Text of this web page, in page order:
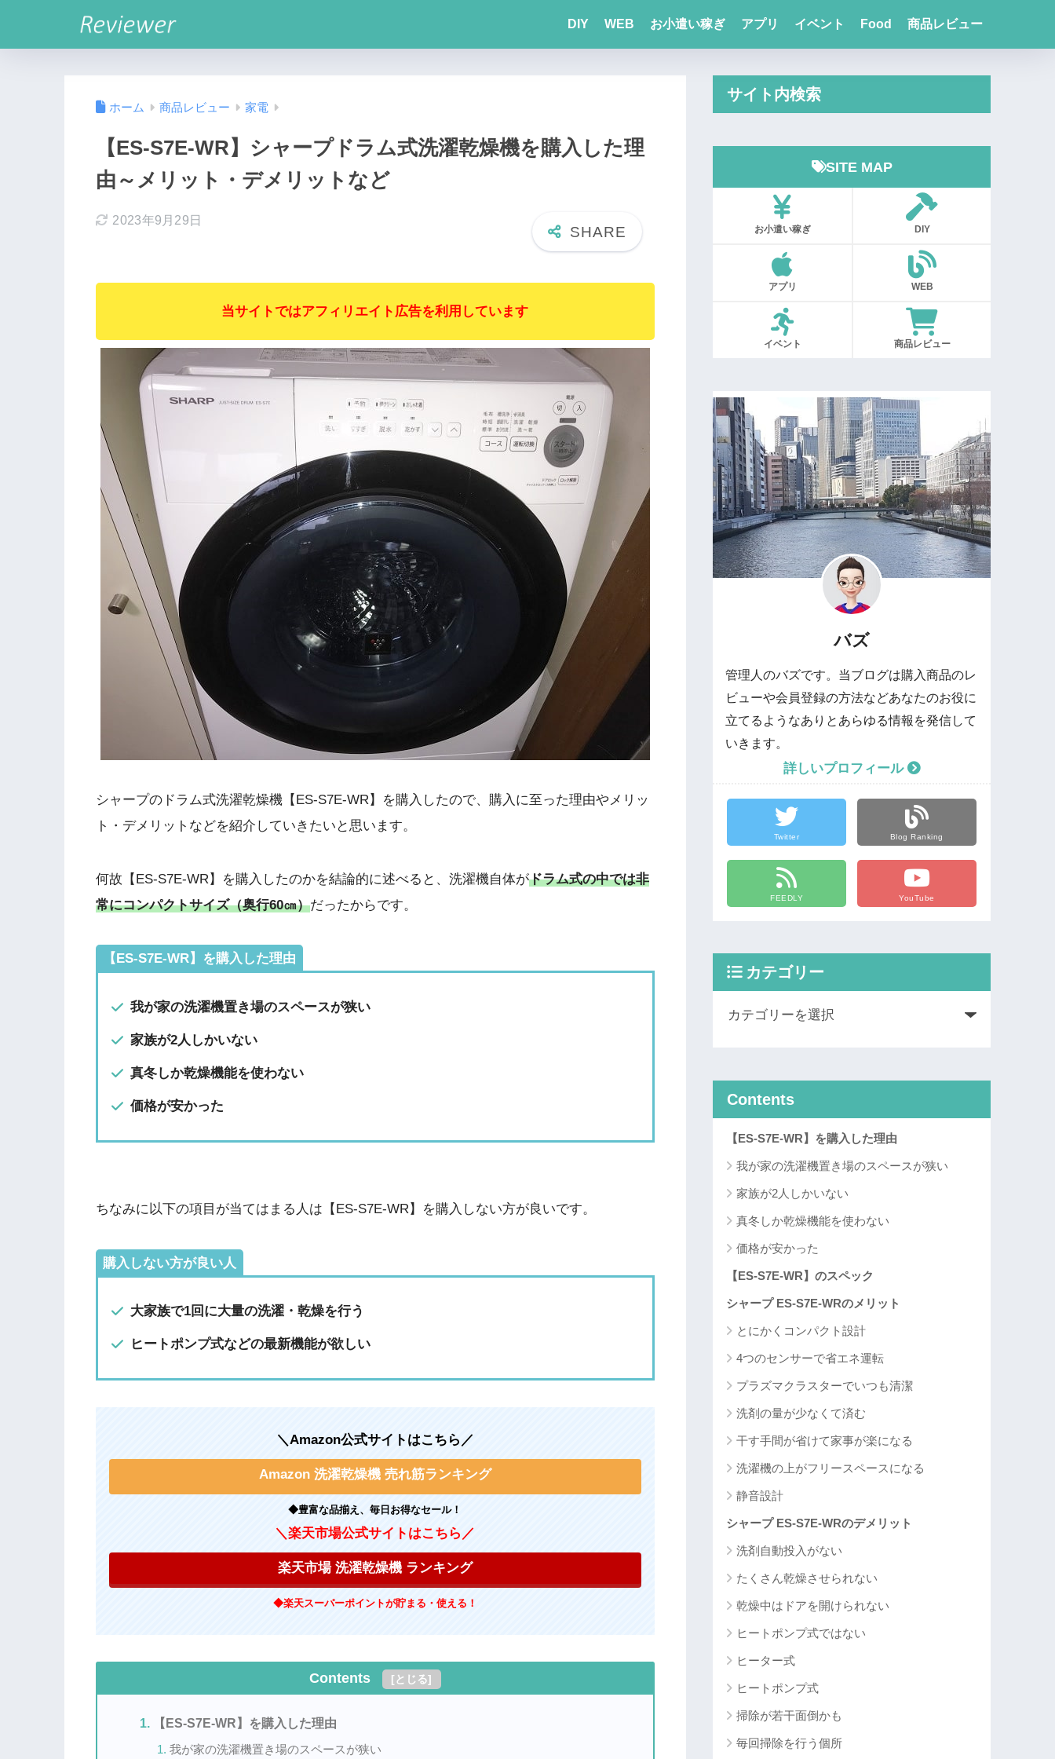
DIY WEB お小遣い稼ぎ アプリ イベント Food 商品レビュー
ホーム 商品レビュー 家電
【ES-S7E-WR】シャープドラム式洗濯乾燥機を購入した理
由～メリット・デメリットなど
2023年9月29日
当サイトではアフィリエイト広告を利用しています
シャープのドラム式洗濯乾燥機【ES-S7E-WR】を購入したので、購入に至った理由やメリッ
ト・デメリットなどを紹介していきたいと思います。
何故【ES-S7E-WR】を購入したのかを結論的に述べると、洗濯機自体がドラム式の中では非
常にコンパクトサイズ（奥行60㎝）だったからです。
【ES-S7E-WR】を購入した理由
我が家の洗濯機置き場のスペースが狭い
家族が2人しかいない
真冬しか乾燥機能を使わない
価格が安かった
ちなみに以下の項目が当てはまる人は【ES-S7E-WR】を購入しない方が良いです。
購入しない方が良い人
大家族で1回に大量の洗濯・乾燥を行う
ヒートポンプ式などの最新機能が欲しい
＼Amazon公式サイトはこちら／
Amazon 洗濯乾燥機 売れ筋ランキング
◆豊富な品揃え、毎日お得なセール！
＼楽天市場公式サイトはこちら／
楽天市場 洗濯乾燥機 ランキング
◆楽天スーパーポイントが貯まる・使える！
Contents [とじる]
【ES-S7E-WR】を購入した理由
我が家の洗濯機置き場のスペースが狭い
サイト内検索
SITE MAP
お小遣い稼ぎ DIY
アプリ WEB
イベント 商品レビュー
バズ
管理人のバズです。当ブログは購入商品のレ
ビューや会員登録の方法などあなたのお役に
立てるようなありとあらゆる情報を発信して
いきます。
詳しいプロフィール
Twitter Blog Ranking
FEEDLY YouTube
カテゴリー
Contents
【ES-S7E-WR】を購入した理由
我が家の洗濯機置き場のスペースが狭い
家族が2人しかいない
真冬しか乾燥機能を使わない
価格が安かった
【ES-S7E-WR】のスペック
シャープ ES-S7E-WRのメリット
とにかくコンパクト設計
4つのセンサーで省エネ運転
プラズマクラスターでいつも清潔
洗剤の量が少なくて済む
干す手間が省けて家事が楽になる
洗濯機の上がフリースペースになる
静音設計
シャープ ES-S7E-WRのデメリット
洗剤自動投入がない
たくさん乾燥させられない
乾燥中はドアを開けられない
ヒートポンプ式ではない
ヒーター式
ヒートポンプ式
掃除が若干面倒かも
毎回掃除を行う個所